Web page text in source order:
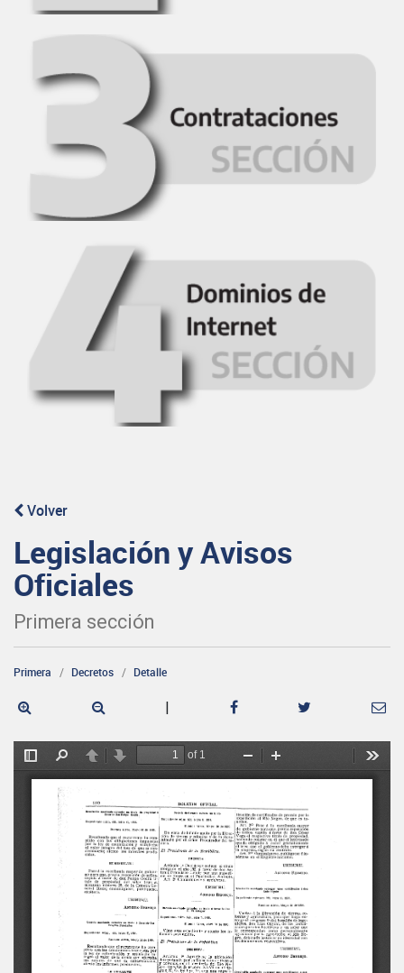
Volver
Legislación y Avisos
Oficiales
Primera sección
Primera Decretos Detalle
|